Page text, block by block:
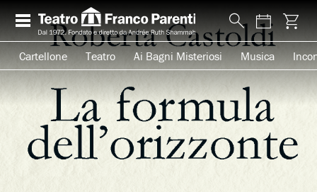
Cartellone Teatro Ai Bagni Misteriosi Musica